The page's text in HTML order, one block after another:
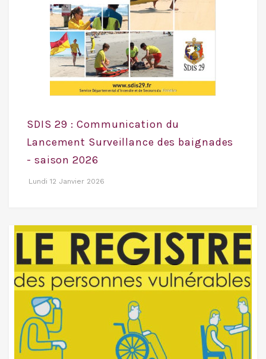
SDIS 29 : Communication du
Lancement Surveillance des baignades
- saison 2026
Lundi 12 Janvier 2026